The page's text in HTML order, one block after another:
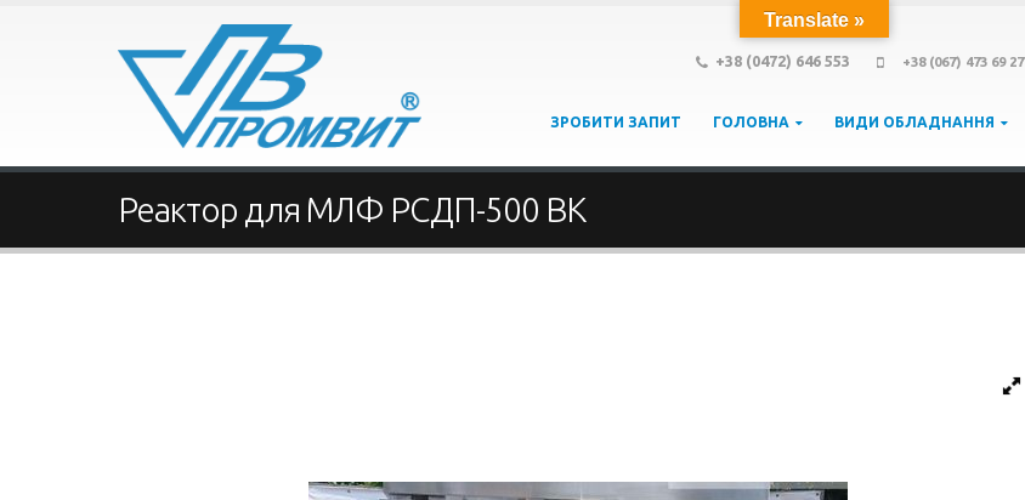
+38 (0472) 646 553 +38 (067) 473 69 27
ЗРОБИТИ ЗАПИТ ГОЛОВНА ВИДИ ОБЛАДНАННЯ
Реактор для МЛФ РСДП-500 ВК
Translate »